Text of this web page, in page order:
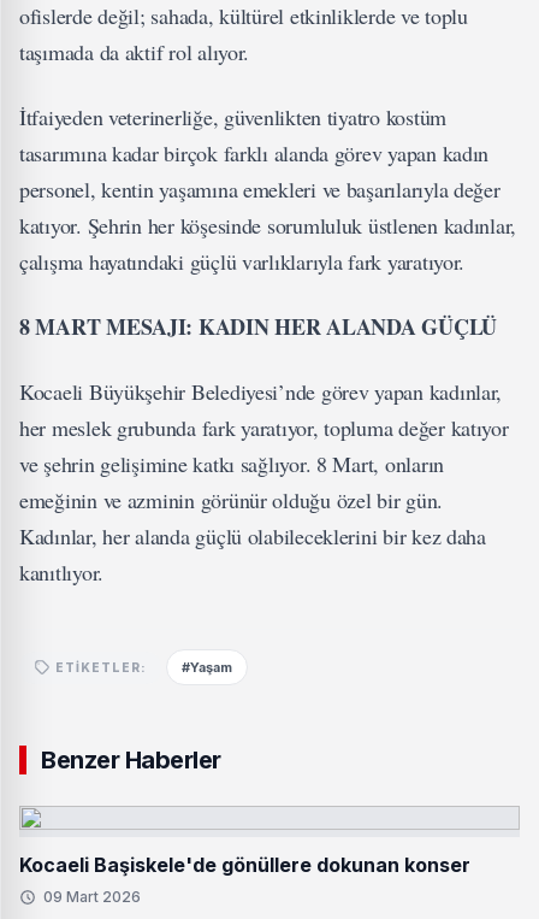
ofislerde değil; sahada, kültürel etkinliklerde ve toplu
taşımada da aktif rol alıyor.
İtfaiyeden veterinerliğe, güvenlikten tiyatro kostüm
tasarımına kadar birçok farklı alanda görev yapan kadın
personel, kentin yaşamına emekleri ve başarılarıyla değer
katıyor. Şehrin her köşesinde sorumluluk üstlenen kadınlar,
çalışma hayatındaki güçlü varlıklarıyla fark yaratıyor.
8 MART MESAJI: KADIN HER ALANDA GÜÇLÜ
Kocaeli Büyükşehir Belediyesi’nde görev yapan kadınlar,
her meslek grubunda fark yaratıyor, topluma değer katıyor
ve şehrin gelişimine katkı sağlıyor. 8 Mart, onların
emeğinin ve azminin görünür olduğu özel bir gün.
Kadınlar, her alanda güçlü olabileceklerini bir kez daha
kanıtlıyor.
ETIKETLER: #Yaşam
Benzer Haberler
Kocaeli Başiskele'de gönüllere dokunan konser
09 Mart 2026